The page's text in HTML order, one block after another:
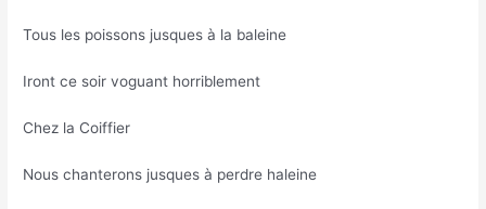
Tous les poissons jusques à la baleine
Iront ce soir voguant horriblement
Chez la Coiffier
Nous chanterons jusques à perdre haleine